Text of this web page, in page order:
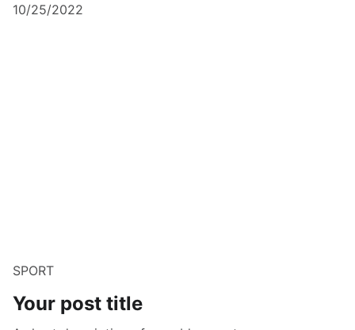
10/25/2022
SPORT
Your post title